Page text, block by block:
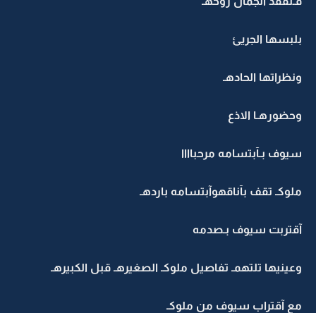
بلبسها الجريئ
ونظراتها الحادهـ
وحضورهـا الاذع
سيوف بـآبتسامه مرحباااا
ملوكـ تقف بآناقهوآبتسامه باردهـ
آقتربت سيوف بـصدمه
وعينيها تلتهمـ تفاصيل ملوكـ الصغيرهـ قبل الكبيرهـ
مع آقتراب سيوف من ملوكـ